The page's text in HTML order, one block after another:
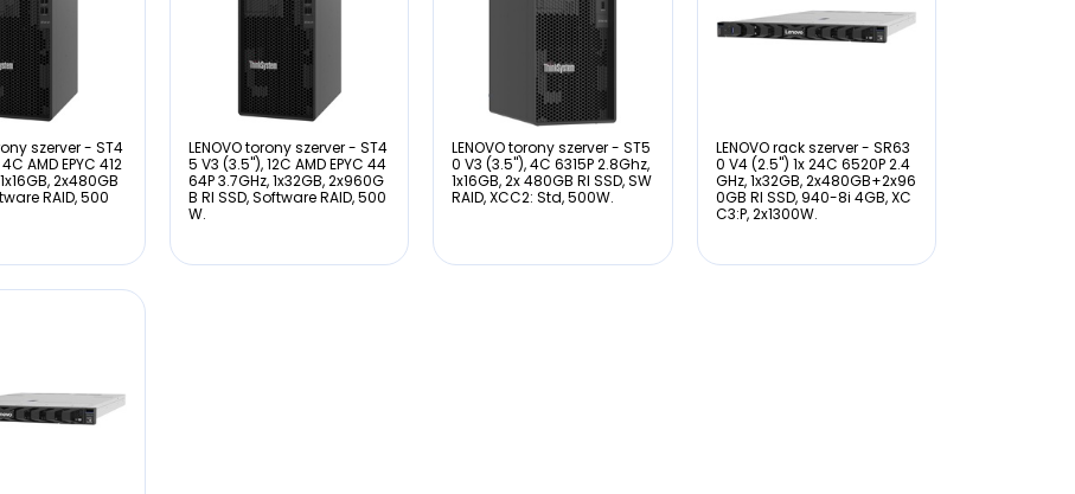
szerver - ST4
AMD EPYC 412
2x480GB
RAID, 500
LENOVO torony szerver - ST4
5 V3 (3.5"), 12C AMD EPYC 44
64P 3.7GHz, 1x32GB, 2x960G
B RI SSD, Software RAID, 500
W.
LENOVO torony szerver - ST5
0 V3 (3.5"), 4C 6315P 2.8Ghz,
1x16GB, 2x 480GB RI SSD, SW
RAID, XCC2: Std, 500W.
LENOVO rack szerver - SR63
0 V4 (2.5") 1x 24C 6520P 2.4
GHz, 1x32GB, 2x480GB+2x96
0GB RI SSD, 940-8i 4GB, XC
C3:P, 2x1300W.